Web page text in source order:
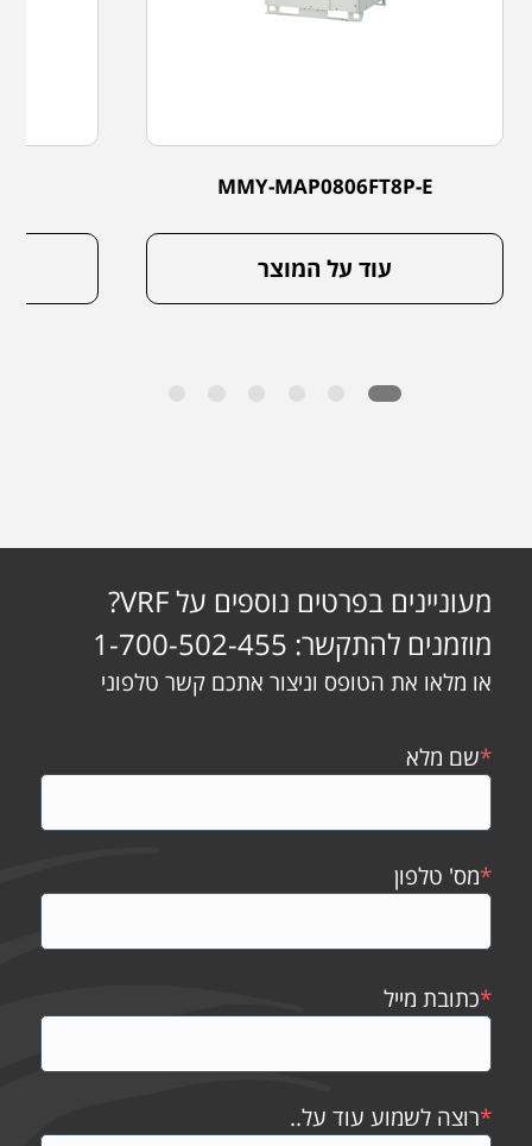
MMY-MAP0806FT8P-E
עוד על המוצר
מעוניינים בפרטים נוספים על VRF?
מוזמנים להתקשר: 1-700-502-455
או מלאו את הטופס וניצור אתכם קשר טלפוני
*שם מלא
*מס' טלפון
*כתובת מייל
*רוצה לשמוע עוד על..